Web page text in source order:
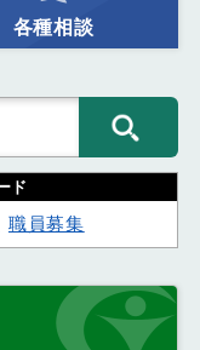
各種相談
ド
職員募集